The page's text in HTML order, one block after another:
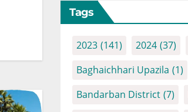
Tags
2023 (141) 2024 (37)
Baghaichhari Upazila (1)
Bandarban District (7)